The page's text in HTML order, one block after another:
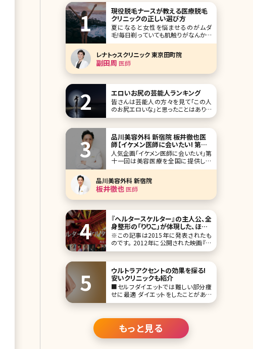
現役脱毛ナースが教える医療脱毛
クリニックの正しい選び方
夏になると女性を悩ませるのがムダ
毛!毎日剃っていても肌触りがなんかチ
クチクするし、 毛の太いところは剃り跡
が目立って黒いツブツブが……。 ちゃん
と処理しているのにお肌が綺麗に見え
なくて恥ずかしいと感じたことがある人
も多いのではないでしょうか? また、最
レナトゥスクリニック 東京田町院
副田周 医師
エロいお尻の芸能人ランキング
皆さんは芸能人の方々を見て「この人
のお尻エロいな」と思ったことはありま
せんか? 女性特有のふっくらと丸みを
りますが、それを叶えてくれる美容医療
がヒップアップとも言われる「豊尻術」。
ほうこう術と読みます。負担が比較的
少ない
品川美容外科 新宿院 板井徹也医
師【イケメン医師に会いたい! 第十
一回】
人気企画「イケメン医師に会いたい!」第
十一回は美容医療を全国に提供し続
けて31年、品川美容外科新宿院院長の
板井徹也（いたいてつや）先生です。 俳
優の玉木宏さんを彷彿とさせる爽やか
な笑顔と落ち着いた優しい語り口調が
印象的です。もともとは救急医としての
美容医療に
品川美容外科 新宿院
板井徹也医師
『ヘルタースケルター』の主人公、全
身整形の「りりこ」が体現した、ほん
とうの「女の主体性」／北条かや
※この記事は2015年に発表されたも
のです。 2012年に公開された映画『ヘ
ルタースケルター』（原作・岡崎京子、監
全身整形のスター「りりこ」が、芸能界
の頂点に上り詰めるも、
ウルトラアクセントの効果を探る!
安いクリニックも紹介
■セルフダイエットでは難しい部分痩
せに最適 ダイエットをしたことがある
方のなかには「体重は落ちたけれど、
身ばかりが痩せて下半身はほとんど痩
せない」といった経験のある方がいる
のではないでしょうか。全体的に太って
いなく
もっと見る